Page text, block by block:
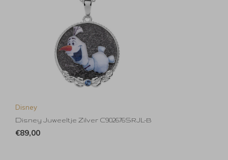
Disney
Disney Juweeltje Zilver C902676SRJL-B
€89,00